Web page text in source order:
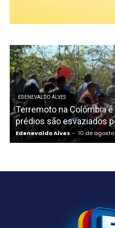
EDENEVALDO ALVES
Terremoto na Colômbia
prédios são esvaziados
Edenevaldo Alves - 10 de